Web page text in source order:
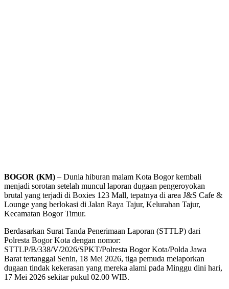
BOGOR (KM) – Dunia hiburan malam Kota Bogor kembali
menjadi sorotan setelah muncul laporan dugaan pengeroyokan
brutal yang terjadi di Boxies 123 Mall, tepatnya di area J&S Cafe &
Lounge yang berlokasi di Jalan Raya Tajur, Kelurahan Tajur,
Kecamatan Bogor Timur.
Berdasarkan Surat Tanda Penerimaan Laporan (STTLP) dari
Polresta Bogor Kota dengan nomor:
STTLP/B/338/V/2026/SPKT/Polresta Bogor Kota/Polda Jawa
Barat tertanggal Senin, 18 Mei 2026, tiga pemuda melaporkan
dugaan tindak kekerasan yang mereka alami pada Minggu dini hari,
17 Mei 2026 sekitar pukul 02.00 WIB.